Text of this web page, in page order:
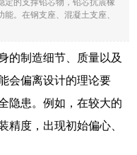
。在钢支座、混凝土支座、
的制造细节、质量以及
会偏离设计的理论要
隐患。例如，在较大的
精度，出现初始偏心、